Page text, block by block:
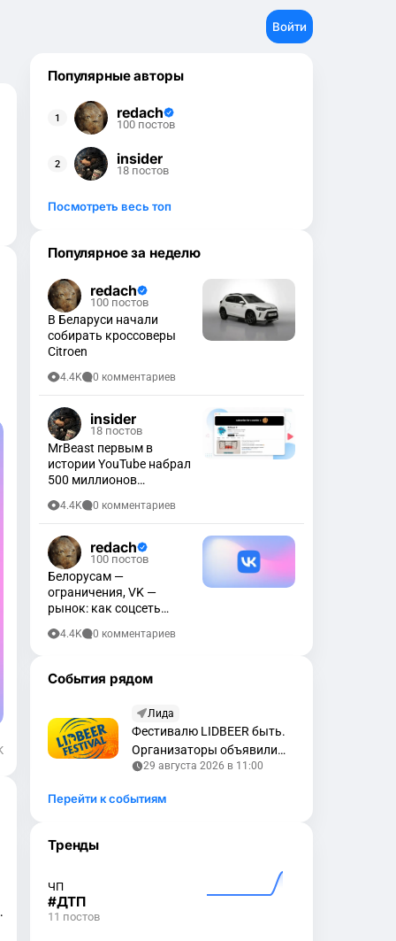
Войти
Популярные авторы
redach
100 постов
insider
18 постов
Посмотреть весь топ
Популярное за неделю
redach
100 постов
В Беларуси начали
собирать кроссоверы
Citroen
4.4K 0 комментариев
insider
18 постов
MrBeast первым в
истории YouTube набрал
500 миллионов
4.4K 0 комментариев
redach
100 постов
Белорусам —
ограничения, VK —
рынок: как соцсеть
4.4K 0 комментариев
События рядом
Лида
Фестивалю LIDBEER быть.
Организаторы объявили
дату29 августа 2026 в 11:00
Перейти к событиям
Тренды
ЧП
ДТП
11 постов